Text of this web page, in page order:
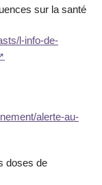
sur la santé
l-info-de-
alerte-au-
doses de